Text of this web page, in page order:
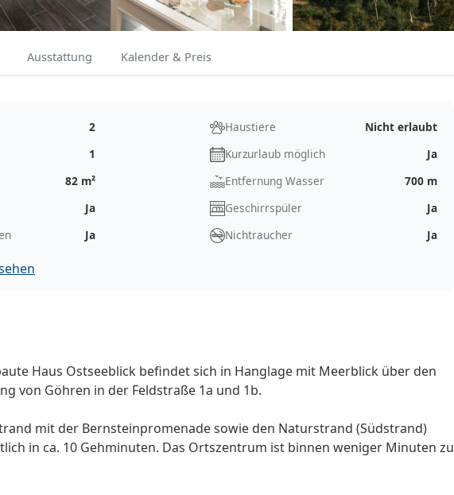
Ausstattung Kalender & Preis
2
1
82 m²
Haustiere
Nicht erlaubt
Kurzurlaub möglich
Ja
Entfernung Wasser
700 m
Ja
Ja
Geschirrspüler
Ja
Nichtraucher
Ja
Haus Ostseeblick befindet sich in Hanglage mit Meerblick über den
von Göhren in der Feldstraße 1a und 1b.
mit der Bernsteinpromenade sowie den Naturstrand (Südstrand)
in ca. 10 Gehminuten. Das Ortszentrum ist binnen weniger Minuten zu